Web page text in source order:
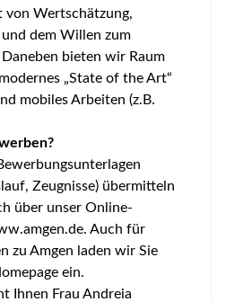
von Wertschätzung,
dem Willen zum
bieten wir Raum
„State of the Art“
mobiles Arbeiten (z.B.
Zeugnisse) übermitteln
über unser Online-
. Auch für
zu Amgen laden wir Sie
ein.
Ihnen Frau Andreia